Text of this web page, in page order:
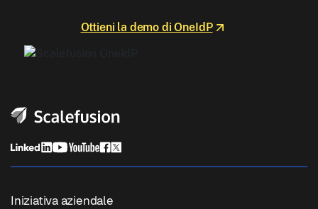
Ottieni la demo di OneIdP
Iniziativa aziendale